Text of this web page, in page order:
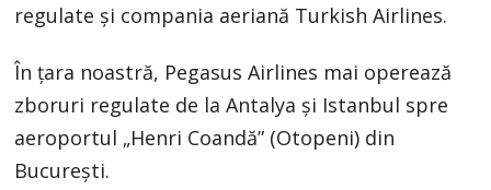
regulate și compania aeriană Turkish Airlines.
În țara noastră, Pegasus Airlines mai operează
zboruri regulate de la Antalya și Istanbul spre
aeroportul „Henri Coandă” (Otopeni) din
București.